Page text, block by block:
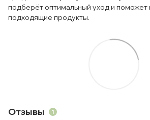
подберёт оптимальный уход и поможет
подходящие продукты.
Отзывы 1